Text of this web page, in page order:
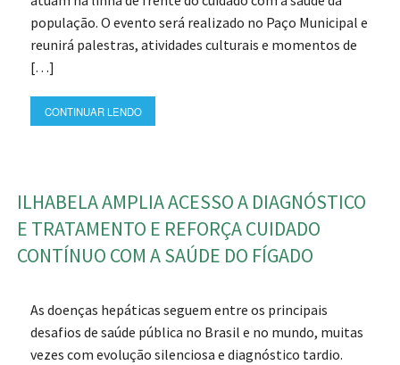
população. O evento será realizado no Paço Municipal e
reunirá palestras, atividades culturais e momentos de
[…]
CONTINUAR LENDO
ILHABELA AMPLIA ACESSO A DIAGNÓSTICO
E TRATAMENTO E REFORÇA CUIDADO
CONTÍNUO COM A SAÚDE DO FÍGADO
As doenças hepáticas seguem entre os principais
desafios de saúde pública no Brasil e no mundo, muitas
vezes com evolução silenciosa e diagnóstico tardio.